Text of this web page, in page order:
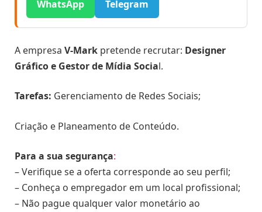
WhatsApp
Telegram
A empresa V-Mark pretende recrutar: Designer
Gráfico e Gestor de Mídia Social.
Tarefas: Gerenciamento de Redes Sociais;
Criação e Planeamento de Conteúdo.
Para a sua segurança:
– Verifique se a oferta corresponde ao seu perfil;
– Conheça o empregador em um local profissional;
– Não pague qualquer valor monetário ao